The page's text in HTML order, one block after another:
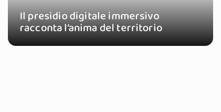
Il presidio digitale immersivo
racconta l’anima del territorio